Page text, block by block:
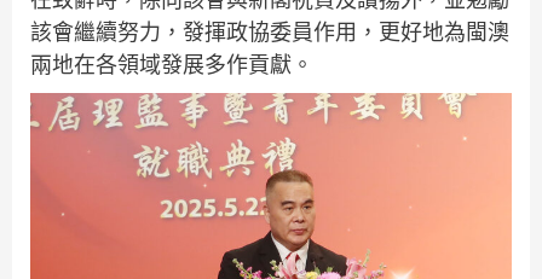
該會繼續努力，發揮政協委員作用，更好地為閩澳
兩地在各領域發展多作貢獻。